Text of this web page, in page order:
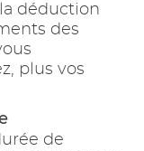
déduction
des
plus vos
de